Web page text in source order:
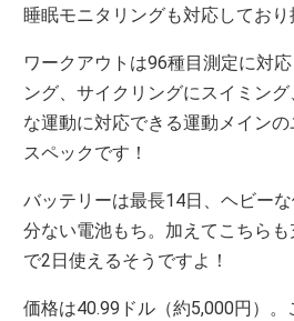
睡眠モニタリングも対応しており
ワークアウトは96種目測定に対
ング、サイクリングにスイミン
な運動に対応できる運動メイン
スペックです！
バッテリーは最長14日、ヘビー
分ない電池もち。加えてこちら
で2日使えるそうですよ！
価格は40.99ドル（約5,000円）。